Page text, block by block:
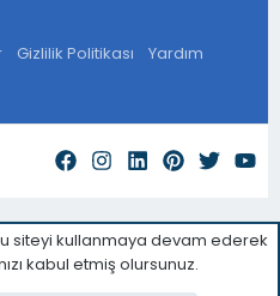
Gizlilik Politikası
Yardım
siteyi kullanmaya devam ederek
kabul etmiş olursunuz.